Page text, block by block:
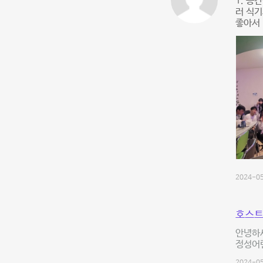
러 식
좋아서
2024-
호스
안녕하
정성어